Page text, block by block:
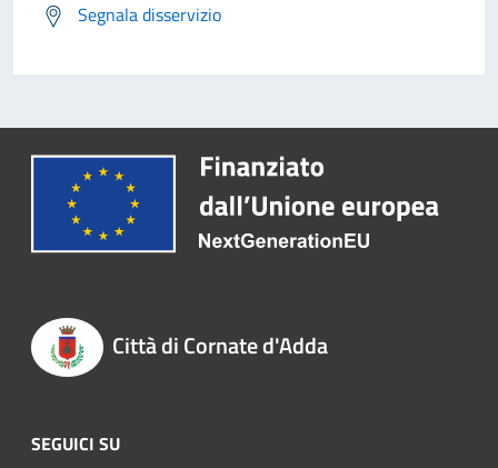
Segnala disservizio
Città di Cornate d'Adda
SEGUICI SU